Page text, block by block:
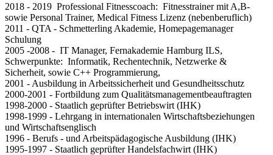
2018 - 2019 Professional Fitnesscoach: Fitnesstrainer mit A,B-
sowie Personal Trainer, Medical Fitness Lizenz (nebenberuflich)
2011 - QTA - Schmetterling Akademie, Homepagemanager
Schulung
2005 -2008 - IT Manager, Fernakademie Hamburg ILS,
Schwerpunkte: Informatik, Rechentechnik, Netzwerke &
Sicherheit, sowie C++ Programmierung,
2001 - Ausbildung in Arbeitssicherheit und Gesundheitsschutz
2000-2001 - Fortbildung zum Qualitätsmanagementbeauftragten
1998-2000 - Staatlich geprüfter Betriebswirt (IHK)
1998-1999 - Lehrgang in internationalen Wirtschaftsbeziehungen
und Wirtschaftsenglisch
1996 - Berufs - und Arbeitspädagogische Ausbildung (IHK)
1995-1997 - Staatlich geprüfter Handelsfachwirt (IHK)